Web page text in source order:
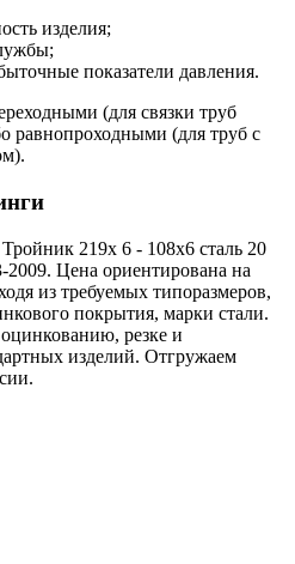
изделия;
показатели давления.
(для связки труб
равнопроходными (для труб с
219х 6 - 108х6 сталь 20
Цена ориентирована на
из требуемых типоразмеров,
покрытия, марки стали.
резке и
изделий. Отгружаем